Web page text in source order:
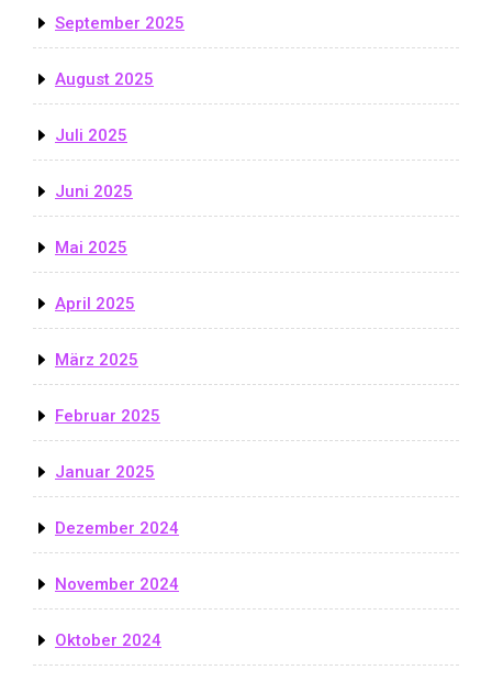
September 2025
August 2025
Juli 2025
Juni 2025
Mai 2025
April 2025
März 2025
Februar 2025
Januar 2025
Dezember 2024
November 2024
Oktober 2024